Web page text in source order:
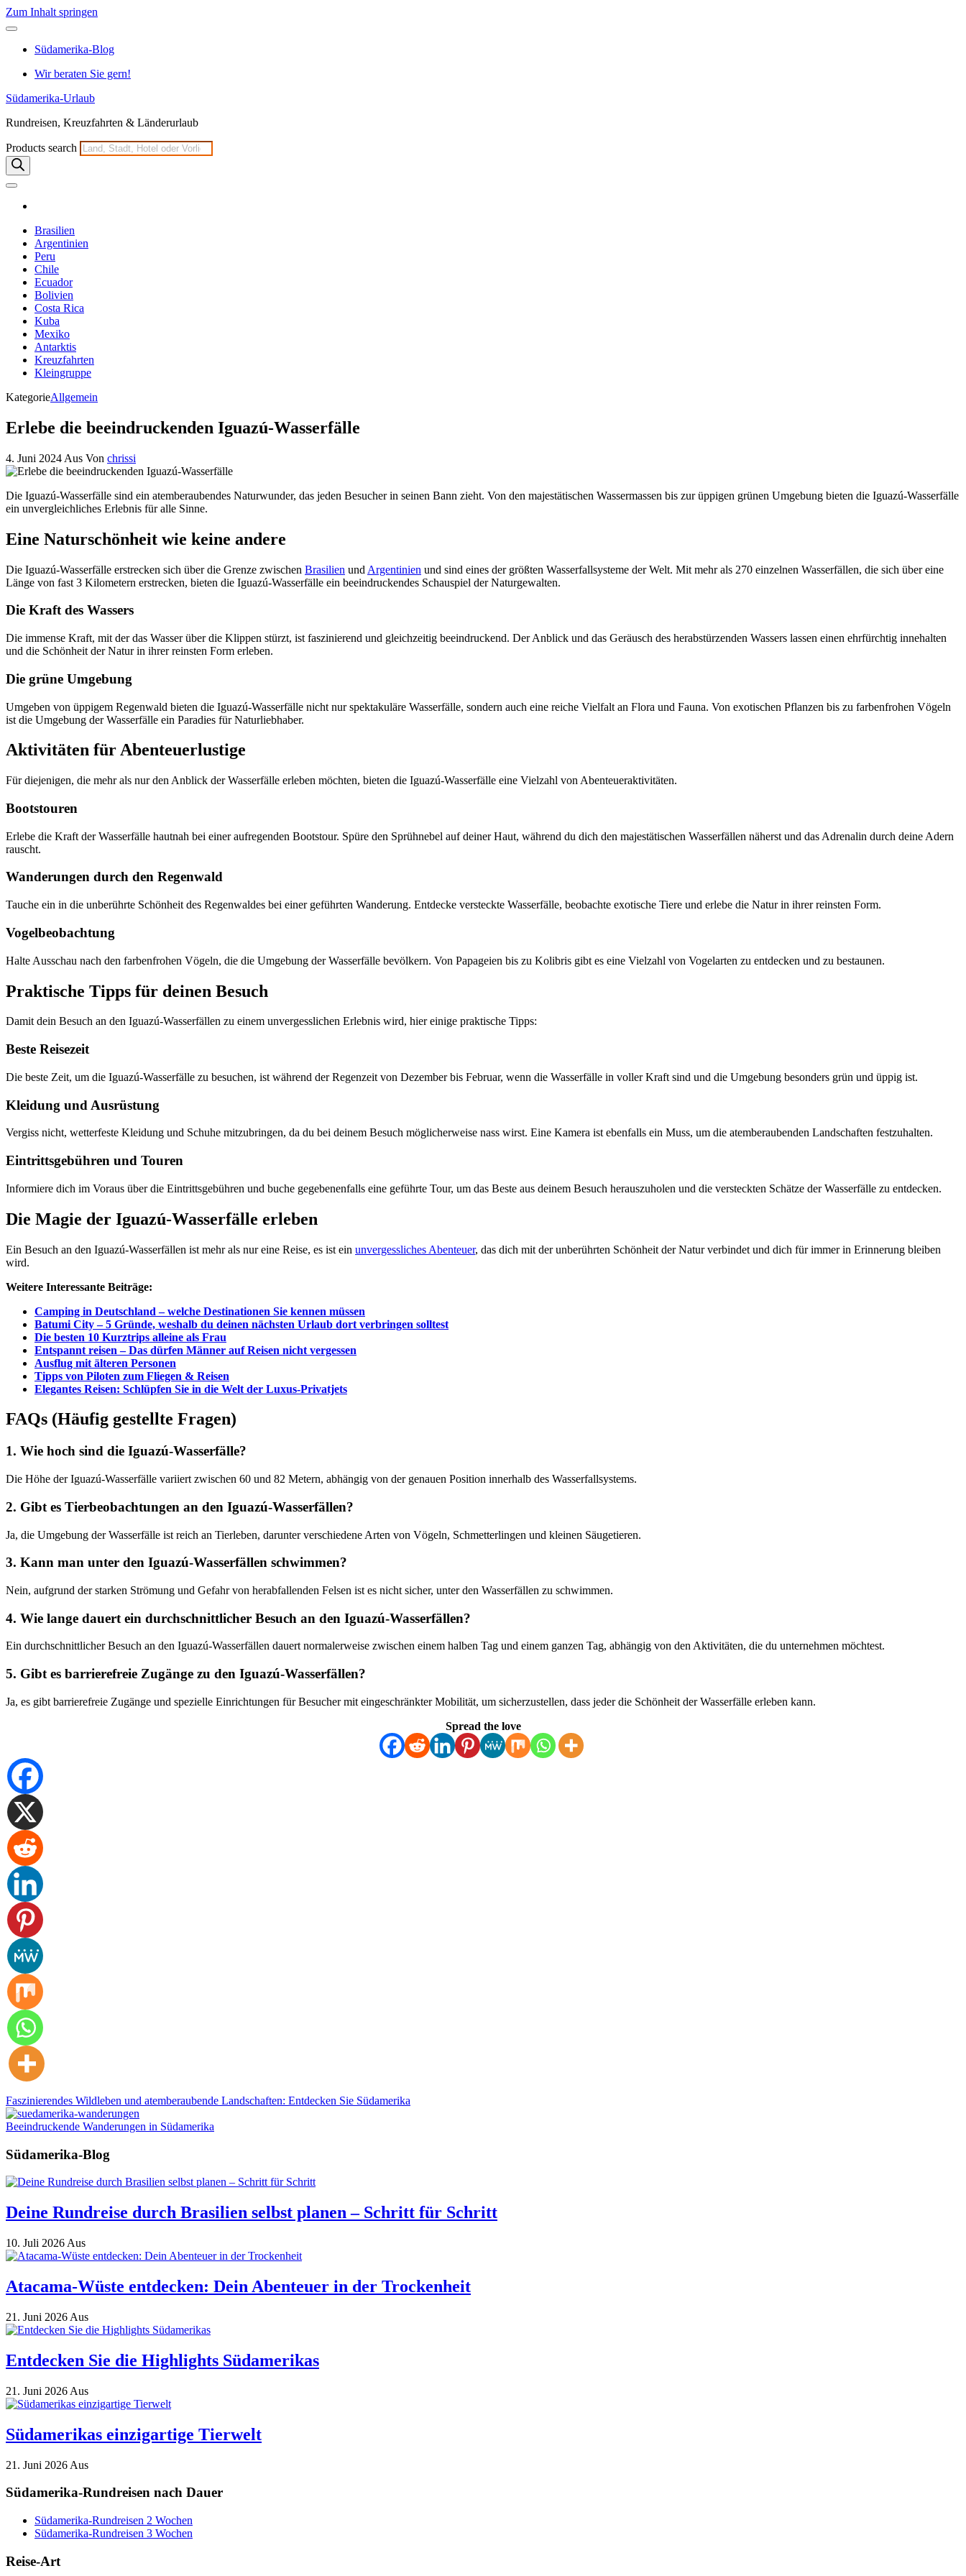
Zum Inhalt springen
Südamerika-Blog
Wir beraten Sie gern!
Südamerika-Urlaub
Rundreisen, Kreuzfahrten & Länderurlaub
Products search
Brasilien
Argentinien
Peru
Chile
Ecuador
Bolivien
Costa Rica
Kuba
Mexiko
Antarktis
Kreuzfahrten
Kleingruppe
KategorieAllgemein
Erlebe die beeindruckenden Iguazú-Wasserfälle
4. Juni 2024 Aus Von chrissi
Die Iguazú-Wasserfälle sind ein atemberaubendes Naturwunder, das jeden Besucher in seinen Bann zieht. Von den majestätischen Wassermassen bis zur üppigen grünen Umgebung bieten die Iguazú-Wasserfälle
ein unvergleichliches Erlebnis für alle Sinne.
Eine Naturschönheit wie keine andere
Die Iguazú-Wasserfälle erstrecken sich über die Grenze zwischen Brasilien und Argentinien und sind eines der größten Wasserfallsysteme der Welt. Mit mehr als 270 einzelnen Wasserfällen, die sich über eine
Länge von fast 3 Kilometern erstrecken, bieten die Iguazú-Wasserfälle ein beeindruckendes Schauspiel der Naturgewalten.
Die Kraft des Wassers
Die immense Kraft, mit der das Wasser über die Klippen stürzt, ist faszinierend und gleichzeitig beeindruckend. Der Anblick und das Geräusch des herabstürzenden Wassers lassen einen ehrfürchtig innehalten
und die Schönheit der Natur in ihrer reinsten Form erleben.
Die grüne Umgebung
Umgeben von üppigem Regenwald bieten die Iguazú-Wasserfälle nicht nur spektakuläre Wasserfälle, sondern auch eine reiche Vielfalt an Flora und Fauna. Von exotischen Pflanzen bis zu farbenfrohen Vögeln
ist die Umgebung der Wasserfälle ein Paradies für Naturliebhaber.
Aktivitäten für Abenteuerlustige
Für diejenigen, die mehr als nur den Anblick der Wasserfälle erleben möchten, bieten die Iguazú-Wasserfälle eine Vielzahl von Abenteueraktivitäten.
Bootstouren
Erlebe die Kraft der Wasserfälle hautnah bei einer aufregenden Bootstour. Spüre den Sprühnebel auf deiner Haut, während du dich den majestätischen Wasserfällen näherst und das Adrenalin durch deine Adern
rauscht.
Wanderungen durch den Regenwald
Tauche ein in die unberührte Schönheit des Regenwaldes bei einer geführten Wanderung. Entdecke versteckte Wasserfälle, beobachte exotische Tiere und erlebe die Natur in ihrer reinsten Form.
Vogelbeobachtung
Halte Ausschau nach den farbenfrohen Vögeln, die die Umgebung der Wasserfälle bevölkern. Von Papageien bis zu Kolibris gibt es eine Vielzahl von Vogelarten zu entdecken und zu bestaunen.
Praktische Tipps für deinen Besuch
Damit dein Besuch an den Iguazú-Wasserfällen zu einem unvergesslichen Erlebnis wird, hier einige praktische Tipps:
Beste Reisezeit
Die beste Zeit, um die Iguazú-Wasserfälle zu besuchen, ist während der Regenzeit von Dezember bis Februar, wenn die Wasserfälle in voller Kraft sind und die Umgebung besonders grün und üppig ist.
Kleidung und Ausrüstung
Vergiss nicht, wetterfeste Kleidung und Schuhe mitzubringen, da du bei deinem Besuch möglicherweise nass wirst. Eine Kamera ist ebenfalls ein Muss, um die atemberaubenden Landschaften festzuhalten.
Eintrittsgebühren und Touren
Informiere dich im Voraus über die Eintrittsgebühren und buche gegebenenfalls eine geführte Tour, um das Beste aus deinem Besuch herauszuholen und die versteckten Schätze der Wasserfälle zu entdecken.
Die Magie der Iguazú-Wasserfälle erleben
Ein Besuch an den Iguazú-Wasserfällen ist mehr als nur eine Reise, es ist ein unvergessliches Abenteuer, das dich mit der unberührten Schönheit der Natur verbindet und dich für immer in Erinnerung bleiben
wird.
Weitere Interessante Beiträge:
Camping in Deutschland – welche Destinationen Sie kennen müssen
Batumi City – 5 Gründe, weshalb du deinen nächsten Urlaub dort verbringen solltest
Die besten 10 Kurztrips alleine als Frau
Entspannt reisen – Das dürfen Männer auf Reisen nicht vergessen
Ausflug mit älteren Personen
Tipps von Piloten zum Fliegen & Reisen
Elegantes Reisen: Schlüpfen Sie in die Welt der Luxus-Privatjets
FAQs (Häufig gestellte Fragen)
1. Wie hoch sind die Iguazú-Wasserfälle?
Die Höhe der Iguazú-Wasserfälle variiert zwischen 60 und 82 Metern, abhängig von der genauen Position innerhalb des Wasserfallsystems.
2. Gibt es Tierbeobachtungen an den Iguazú-Wasserfällen?
Ja, die Umgebung der Wasserfälle ist reich an Tierleben, darunter verschiedene Arten von Vögeln, Schmetterlingen und kleinen Säugetieren.
3. Kann man unter den Iguazú-Wasserfällen schwimmen?
Nein, aufgrund der starken Strömung und Gefahr von herabfallenden Felsen ist es nicht sicher, unter den Wasserfällen zu schwimmen.
4. Wie lange dauert ein durchschnittlicher Besuch an den Iguazú-Wasserfällen?
Ein durchschnittlicher Besuch an den Iguazú-Wasserfällen dauert normalerweise zwischen einem halben Tag und einem ganzen Tag, abhängig von den Aktivitäten, die du unternehmen möchtest.
5. Gibt es barrierefreie Zugänge zu den Iguazú-Wasserfällen?
Ja, es gibt barrierefreie Zugänge und spezielle Einrichtungen für Besucher mit eingeschränkter Mobilität, um sicherzustellen, dass jeder die Schönheit der Wasserfälle erleben kann.
Spread the love
Faszinierendes Wildleben und atemberaubende Landschaften: Entdecken Sie Südamerika
Beeindruckende Wanderungen in Südamerika
Südamerika-Blog
Deine Rundreise durch Brasilien selbst planen – Schritt für Schritt
10. Juli 2026 Aus
Atacama-Wüste entdecken: Dein Abenteuer in der Trockenheit
21. Juni 2026 Aus
Entdecken Sie die Highlights Südamerikas
21. Juni 2026 Aus
Südamerikas einzigartige Tierwelt
21. Juni 2026 Aus
Südamerika-Rundreisen nach Dauer
Südamerika-Rundreisen 2 Wochen
Südamerika-Rundreisen 3 Wochen
Reise-Art